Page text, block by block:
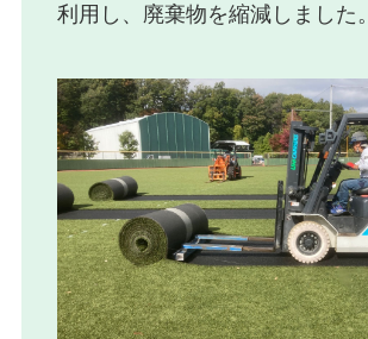
利用し、廃棄物を縮減しました。